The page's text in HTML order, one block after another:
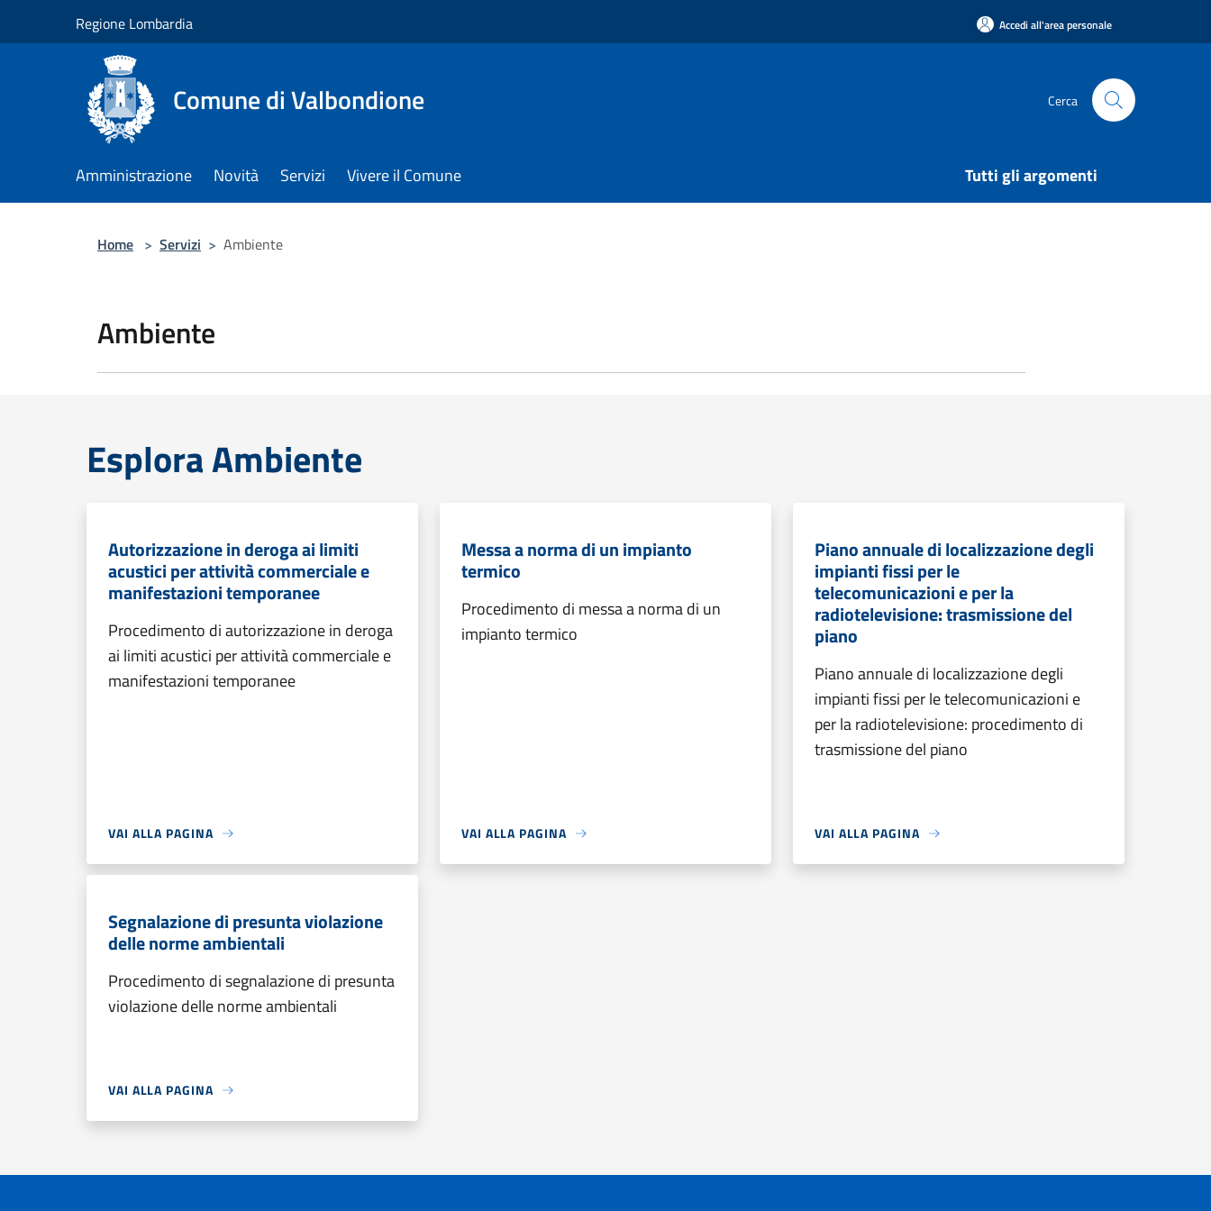
Regione Lombardia Accedi all'area personale
Comune di Valbondione Cerca
Amministrazione Novità Servizi Vivere il Comune Tutti gli argomenti
Home > Servizi > Ambiente
Ambiente
Esplora Ambiente
Autorizzazione in deroga ai limiti
acustici per attività commerciale e
manifestazioni temporanee
Procedimento di autorizzazione in deroga
ai limiti acustici per attività commerciale e
manifestazioni temporanee
VAI ALLA PAGINA
Messa a norma di un impianto
termico
Procedimento di messa a norma di un
impianto termico
VAI ALLA PAGINA
Piano annuale di localizzazione degli
impianti fissi per le
telecomunicazioni e per la
radiotelevisione: trasmissione del
piano
Piano annuale di localizzazione degli
impianti fissi per le telecomunicazioni e
per la radiotelevisione: procedimento di
trasmissione del piano
VAI ALLA PAGINA
Segnalazione di presunta violazione
delle norme ambientali
Procedimento di segnalazione di presunta
violazione delle norme ambientali
VAI ALLA PAGINA